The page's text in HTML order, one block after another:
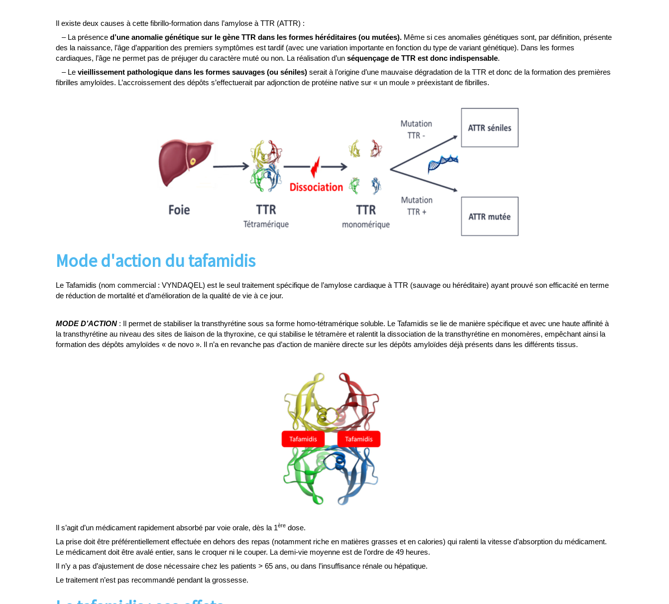
Il existe deux causes à cette fibrillo-formation dans l’amylose à TTR (ATTR) :
– La présence d’une anomalie génétique sur le gène TTR dans les formes héréditaires (ou mutées). Même si ces anomalies génétiques sont, par définition, présente
des la naissance, l’âge d’apparition des premiers symptômes est tardif (avec une variation importante en fonction du type de variant génétique). Dans les formes
cardiaques, l’âge ne permet pas de préjuger du caractère muté ou non. La réalisation d’un séquençage de TTR est donc indispensable.
– Le vieillissement pathologique dans les formes sauvages (ou séniles) serait à l’origine d’une mauvaise dégradation de la TTR et donc de la formation des premières
fibrilles amyloïdes. L’accroissement des dépôts s’effectuerait par adjonction de protéine native sur « un moule » préexistant de fibrilles.
Mode d'action du tafamidis
Le Tafamidis (nom commercial : VYNDAQEL) est le seul traitement spécifique de l’amylose cardiaque à TTR (sauvage ou héréditaire) ayant prouvé son efficacité en terme
de réduction de mortalité et d’amélioration de la qualité de vie à ce jour.
MODE D’ACTION : Il permet de stabiliser la transthyrétine sous sa forme homo-tétramérique soluble. Le Tafamidis se lie de manière spécifique et avec une haute affinité à
la transthyrétine au niveau des sites de liaison de la thyroxine, ce qui stabilise le tétramère et ralentit la dissociation de la transthyrétine en monomères, empêchant ainsi la
formation des dépôts amyloïdes « de novo ». Il n’a en revanche pas d’action de manière directe sur les dépôts amyloïdes déjà présents dans les différents tissus.
Il s’agit d’un médicament rapidement absorbé par voie orale, dès la 1ère dose.
La prise doit être préférentiellement effectuée en dehors des repas (notamment riche en matières grasses et en calories) qui ralenti la vitesse d’absorption du médicament.
Le médicament doit être avalé entier, sans le croquer ni le couper. La demi-vie moyenne est de l’ordre de 49 heures.
Il n’y a pas d’ajustement de dose nécessaire chez les patients > 65 ans, ou dans l’insuffisance rénale ou hépatique.
Le traitement n’est pas recommandé pendant la grossesse.